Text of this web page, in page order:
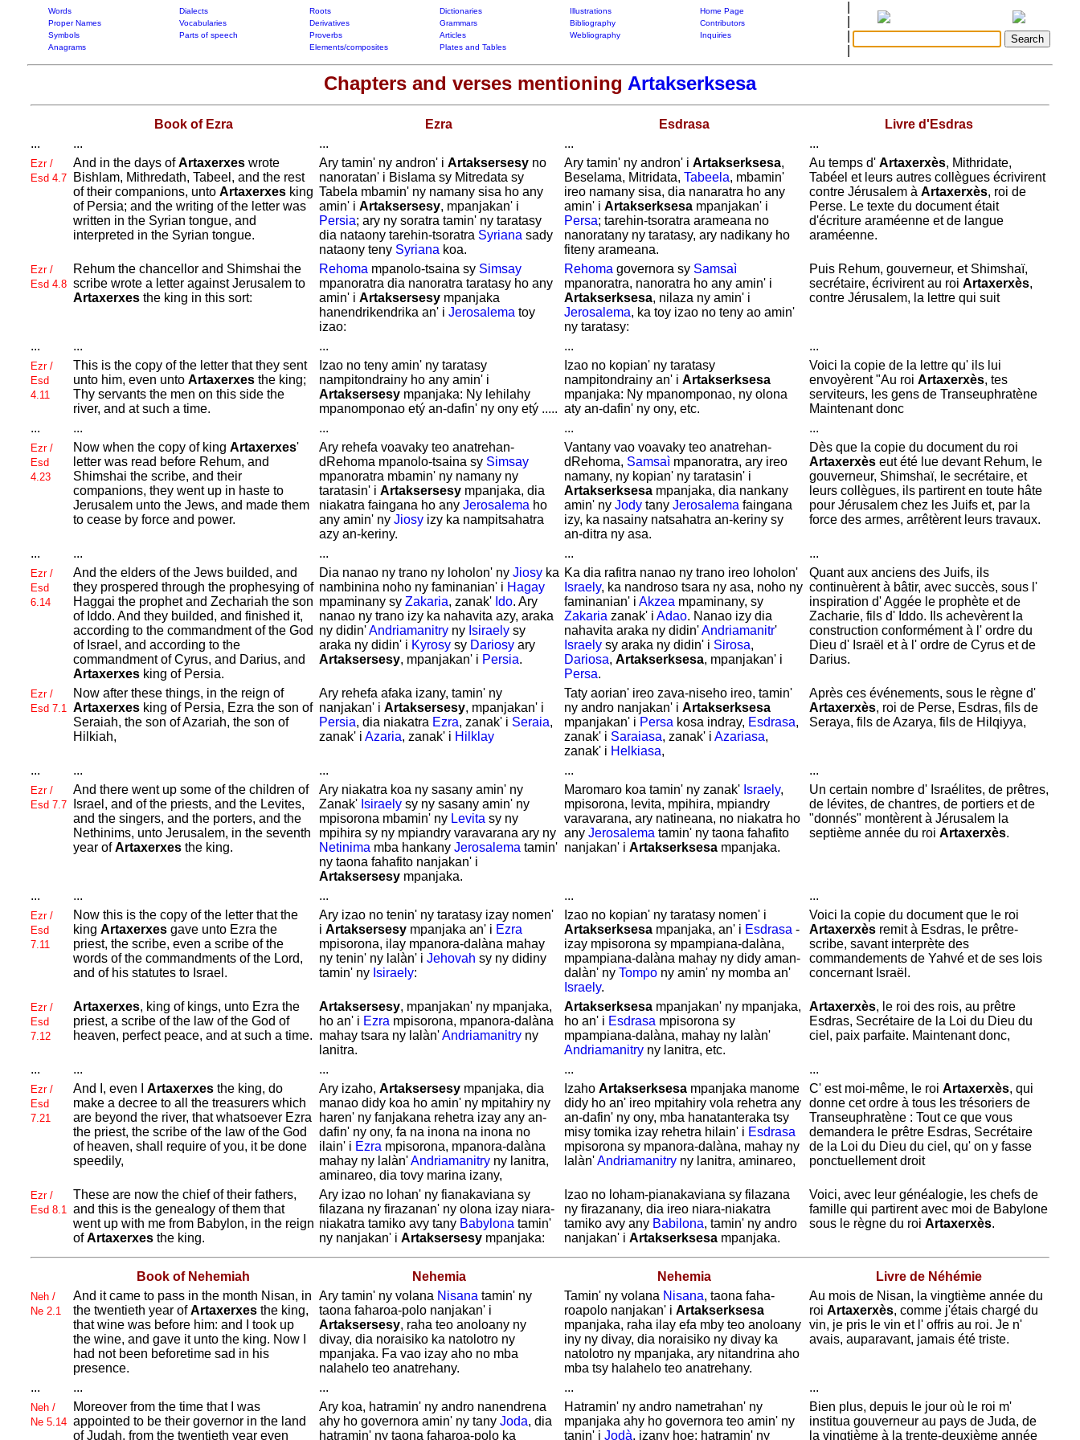
Words Dialects Roots Dictionaries Illustrations
Home Page
Proper Names
Vocabularies Derivatives Grammars Bibliography
Contributors
Symbols
Parts of speech Proverbs Articles Webliography
Inquiries
Anagrams
Elements/composites Plates and Tables
Chapters and verses mentioning Artakserksesa
Book of Ezra Ezra Esdrasa
Livre d'Esdras
...
... ... ... ...
Ezr /
Esd 4.7
And in the days ofArtaxerxeswrote
Bishlam, Mithredath, Tabeel, and the rest
of their companions, unto Artaxerxesking
of Persia; and the writing of the letter was
written in the Syrian tongue, and
interpreted in the Syrian tongue.
Ary tamin' ny andron' i Artaksersesyno
nanoratan' i Bislama sy Mitredata sy
Tabela mbamin' ny namany sisa ho any
amin' i Artaksersesy, mpanjakan' i
Persia; ary ny soratra tamin' ny taratasy
dia nataony tarehin-tsoratra Syriana sady
nataony teny Syriana koa.
Ary tamin' ny andron' i Artakserksesa,
Beselama, Mitridata, Tabeela, mbamin'
ireo namany sisa, dia nanaratra ho any
amin' i Artakserksesampanjakan' i
Persa; tarehin-tsoratra arameana no
nanoratany ny taratasy, ary nadikany ho
fiteny arameana.
Au temps d' Artaxerxès, Mithridate,
Tabéel et leurs autres collègues écrivirent
contre Jérusalem à Artaxerxès, roi de
Perse. Le texte du document était
d'écriture araméenne et de langue
araméenne.
Ezr /
Esd 4.8
Rehum the chancellor and Shimshai the
scribe wrote a letter againstJerusalem to
Artaxerxesthe king in this sort:
Rehoma mpanolo-tsaina sy Simsay
mpanoratra dia nanoratra taratasy ho any
amin' i Artaksersesympanjaka
hanendrikendrika an' i Jerosalema toy
izao:
Rehoma governora sy Samsaì
mpanoratra, nanoratra ho any amin' i
Artakserksesa, nilaza ny amin' i
Jerosalema, ka toy izao no teny ao amin'
ny taratasy:
Puis Rehum, gouverneur, et Shimshaï,
secrétaire, écrivirent au roi Artaxerxès,
contre Jérusalem, la lettre qui suit
... ... ... ... ...
Ezr /
Esd
4.11
This is the copy of the letter that they sent
unto him, even unto Artaxerxesthe king;
Thy servants the men on this side the
river, and at such a time.
Izao no teny amin' ny taratasy
nampitondrainy ho any amin' i
Artaksersesympanjaka: Ny lehilahy
mpanomponao etý an-dafin' ny ony etý .....
Izao no kopian' ny taratasy
nampitondrainy an' i Artakserksesa
mpanjaka: Ny mpanomponao, ny olona
aty an-dafin' ny ony, etc.
Voici la copie de la lettre qu' ils lui
envoyèrent "Au roi Artaxerxès, tes
serviteurs, les gens de Transeuphratène
Maintenant donc
...
... ... ... ...
Ezr /
Esd
4.23
Now when the copy of king Artaxerxes'
letter was read before Rehum, and
Shimshai the scribe, and their
companions, they went up in haste to
Jerusalem unto the Jews, and made them
to cease by force and power.
Ary rehefa voavaky teo anatrehan-
dRehoma mpanolo-tsaina sy Simsay
mpanoratra mbamin' ny namany ny
taratasin' i Artaksersesympanjaka, dia
niakatra faingana ho any Jerosalema ho
any amin' ny Jiosyizy ka nampitsahatra
azy an-keriny.
Vantany vao voavaky teo anatrehan-
dRehoma, Samsaìmpanoratra, ary ireo
namany, ny kopian' ny taratasin' i
Artakserksesampanjaka, dia nankany
amin' ny Jodytany Jerosalema faingana
izy, ka nasainy natsahatra an-keriny sy
an-ditra ny asa.
Dès que la copie du document du roi
Artaxerxèseut été lue devant Rehum, le
gouverneur, Shimshaï, le secrétaire, et
leurs collègues, ils partirent en toute hâte
pour Jérusalem chez les Juifs et, par la
force des armes, arrêtèrent leurs travaux.
... ... ... ... ...
Ezr /
Esd
6.14
And the elders of the Jews builded, and
they prospered through the prophesying of
Haggai the prophet and Zechariah the son
of Iddo. And they builded, and finished it,
according to the commandment of the God
of Israel, and according to the
commandment ofCyrus, and Darius, and
Artaxerxesking of Persia.
Dia nanao ny trano ny loholon' ny Jiosyka
nambinina noho ny faminanian' i Hagay
mpaminany sy Zakaria, zanak' Ido. Ary
nanao ny trano izy ka nahavita azy, araka
ny didin'Andriamanitryny Isiraelysy
araka ny didin' i Kyrosysy Dariosyary
Artaksersesy, mpanjakan' i Persia.
Ka dia rafitra nanao ny trano ireo loholon'
Israely, ka nandroso tsara ny asa, noho ny
faminanian' i Akzea mpaminany, sy
Zakaria zanak' i Adao. Nanao izy dia
nahavita araka ny didin'Andriamanitr'
Israelysy araka ny didin' i Sirosa,
Dariosa, Artakserksesa, mpanjakan' i
Persa.
Quant aux anciens des Juifs, ils
continuèrent à bâtir, avec succès, sous l'
inspiration d'Aggée le prophète et de
Zacharie, fils d' Iddo. Ils achevèrent la
construction conformément à l' ordre du
Dieu d' Israël et à l' ordre de Cyrus et de
Darius.
Ezr /
Esd 7.1
Now after these things, in the reign of
Artaxerxesking of Persia, Ezra the son of
Seraiah, the son ofAzariah, the son of
Hilkiah,
Ary rehefa afaka izany, tamin' ny
nanjakan' i Artaksersesy, mpanjakan' i
Persia, dia niakatra Ezra, zanak' i Seraia,
zanak' i Azaria, zanak' i Hilklay
Taty aorian' ireo zava-niseho ireo, tamin'
ny andro nanjakan' i Artakserksesa
mpanjakan' i Persa kosa indray, Esdrasa,
zanak' i Saraiasa, zanak' i Azariasa,
zanak' i Helkiasa,
Après ces événements, sous le règne d'
Artaxerxès, roi de Perse, Esdras, fils de
Seraya, fils deAzarya, fils de Hilqiyya,
... ... ... ... ...
Ezr /
Esd 7.7
And there went up some of the children of
Israel, and of the priests, and the Levites,
and the singers, and the porters, and the
Nethinims, unto Jerusalem, in the seventh
year ofArtaxerxesthe king.
Ary niakatra koa ny sasany amin' ny
Zanak' Isiraelysy ny sasany amin' ny
mpisorona mbamin' ny Levita sy ny
mpihira sy ny mpiandry varavarana ary ny
Netinima mba hankany Jerosalema tamin'
ny taona fahafito nanjakan' i
Artaksersesympanjaka.
Maromaro koa tamin' ny zanak' Israely,
mpisorona, levita, mpihira, mpiandry
varavarana, ary natineana, no niakatra ho
any Jerosalema tamin' ny taona fahafito
nanjakan' i Artakserksesampanjaka.
Un certain nombre d' Israélites, de prêtres,
de lévites, de chantres, de portiers et de
"donnés" montèrent à Jérusalem la
septième année du roi Artaxerxès.
... ... ... ... ...
Ezr /
Esd
7.11
Now this is the copy of the letter that the
king Artaxerxesgave unto Ezra the
priest, the scribe, even a scribe of the
words of the commandments of the Lord,
and of his statutes to Israel.
Ary izao no tenin' ny taratasy izay nomen'
i Artaksersesympanjaka an' i Ezra
mpisorona, ilay mpanora-dalàna mahay
ny tenin' ny lalàn' i Jehovah sy ny didiny
tamin' ny Isiraely:
Izao no kopian' ny taratasy nomen' i
Artakserksesampanjaka, an' i Esdrasa -
izay mpisorona sy mpampiana-dalàna,
mpampiana-dalàna mahay ny didy aman-
dalàn' ny Tompony amin' ny momba an'
Israely.
Voici la copie du document que le roi
Artaxerxèsremit à Esdras, le prêtre-
scribe, savant interprète des
commandements de Yahvé et de ses lois
concernant Israël.
Ezr /
Esd
7.12
Artaxerxes, king of kings, unto Ezra the
priest, a scribe of the law of the God of
heaven, perfect peace, and at such a time.
Artaksersesy, mpanjakan' ny mpanjaka,
ho an' i Ezra mpisorona, mpanora-dalàna
mahay tsara ny lalàn'Andriamanitryny
lanitra.
Artakserksesampanjakan' ny mpanjaka,
ho an' i Esdrasa mpisorona sy
mpampiana-dalàna, mahay ny lalàn'
Andriamanitryny lanitra, etc.
Artaxerxès, le roi des rois, au prêtre
Esdras, Secrétaire de la Loi du Dieu du
ciel, paix parfaite. Maintenant donc,
... ... ... ... ...
Ezr /
Esd
7.21
And I, even I Artaxerxesthe king, do
make a decree to all the treasurers which
are beyond the river, that whatsoever Ezra
the priest, the scribe of the law of the God
of heaven, shall require of you, it be done
speedily,
Ary izaho, Artaksersesympanjaka, dia
manao didy koa ho amin' ny mpitahiry ny
haren' ny fanjakana rehetra izay any an-
dafin' ny ony, fa na inona na inona no
ilain' i Ezra mpisorona, mpanora-dalàna
mahay ny lalàn'Andriamanitryny lanitra,
aminareo, dia tovy marina izany,
Izaho Artakserksesampanjaka manome
didy ho an' ireo mpitahiry vola rehetra any
an-dafin' ny ony, mba hanatanteraka tsy
misy tomika izay rehetra hilain' i Esdrasa
mpisorona sy mpanora-dalàna, mahay ny
lalàn'Andriamanitryny lanitra, aminareo,
C' est moi-même, le roi Artaxerxès, qui
donne cet ordre à tous les trésoriers de
Transeuphratène : Tout ce que vous
demandera le prêtre Esdras, Secrétaire
de la Loi du Dieu du ciel, qu' on y fasse
ponctuellement droit
Ezr /
Esd 8.1
These are now the chief of their fathers,
and this is the genealogy of them that
went up with me from Babylon, in the reign
ofArtaxerxesthe king.
Ary izao no lohan' ny fianakaviana sy
filazana ny firazanan' ny olona izay niara-
niakatra tamiko avy tany Babylona tamin'
ny nanjakan' i Artaksersesympanjaka:
Izao no loham-pianakaviana sy filazana
ny firazanany, dia ireo niara-niakatra
tamiko avy any Babilona, tamin' ny andro
nanjakan' i Artakserksesampanjaka.
Voici, avec leur généalogie, les chefs de
famille qui partirent avec moi de Babylone
sous le règne du roi Artaxerxès.
Book of Nehemiah Nehemia Nehemia Livre de Néhémie
Neh /
Ne 2.1
And it came to pass in the month Nisan, in
the twentieth year ofArtaxerxesthe king,
that wine was before him: and I took up
the wine, and gave it unto the king. Now I
had not been beforetime sad in his
presence.
Ary tamin' ny volana Nisana tamin' ny
taona faharoa-polo nanjakan' i
Artaksersesy, raha teo anoloany ny
divay, dia noraisiko ka natolotro ny
mpanjaka. Fa vao izay aho no mba
nalahelo teo anatrehany.
Tamin' ny volana Nisana, taona faha-
roapolo nanjakan' i Artakserksesa
mpanjaka, raha ilay efa mby teo anoloany
iny ny divay, dia noraisiko ny divay ka
natolotro ny mpanjaka, ary nitandrina aho
mba tsy halahelo teo anatrehany.
Au mois de Nisan, la vingtième année du
roi Artaxerxès, comme j'étais chargé du
vin, je pris le vin et l' offris au roi. Je n'
avais, auparavant, jamais été triste.
... ... ... ... ...
Neh /
Ne 5.14
Moreover from the time that I was
appointed to be their governor in the land
ofJudah, from the twentieth year even
Ary koa, hatramin' ny andro nanendrena
ahy ho governora amin' ny tany Joda, dia
hatramin' ny taona faharoa-polo ka
Hatramin' ny andro nametrahan' ny
mpanjaka ahy ho governora teo amin' ny
tanin' i Jodà, izany hoe: hatramin' ny
Bien plus, depuis le jour où le roi m'
institua gouverneur au pays de Juda, de
la vingtième à la trente-deuxième année